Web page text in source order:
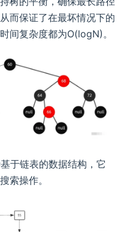
而保证了在最坏情况下的
间复杂度都为O(logN)。
于链表的数据结构，它
索操作。